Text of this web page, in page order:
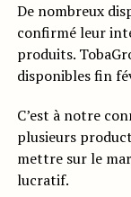
De nombreux
confirmé leur
produits.
disponibles fin
C’est à notre
plusieurs
mettre sur le
lucratif.